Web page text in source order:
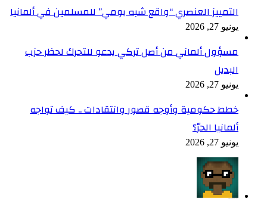
التمييز العنصري “واقع شبه يومي” للمسلمين في ألمانيا
يونيو 27, 2026
مسؤول ألماني من أصل تركي يدعو للتحرك لحظر حزب
البديل
يونيو 27, 2026
خطط حكومية وأوجه قصور وانتقادات .. كيف تواجه
ألمانيا الحرّ؟
يونيو 27, 2026